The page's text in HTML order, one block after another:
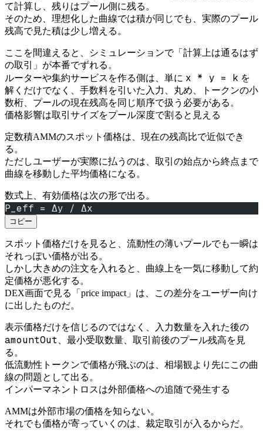
て計算し、残りはプール側に残る。
そのため、理想化した曲線では積が同じでも、実際のプール
残高で見た積は少し増える。
ここを間違えると、シミュレーションで「計算上は通るはず
の取引」が本番でずれる。
ルーターや集約サービスを作る側は、単に x * y = k を
解くだけでなく、手数料を引いた入力、丸め、トークンの小
数桁、プールの現在残高を同じ順序で扱う必要がある。
価格影響は取引サイズをプール深度で割ると見える
定数積AMMのスポット価格は、現在の残高比で近似でき
る。
ただしユーザーが実際に払うのは、取引の始点から終点まで
曲線を移動した平均価格になる。
数式上、有効価格は次の形で出る。
P_eff = Δy / Δx
コピー
スポット価格だけを見ると、流動性の薄いプールでも一瞬は
それっぽい価格が出る。
しかし大きめの注文を入れると、曲線上を一気に移動して約
定価格が悪化する。
DEX画面で見る「price impact」は、この差分をユーザー向け
に出したものだ。
表示価格だけを信じるのではなく、入力数量を入れた後の
amountOut 、最小受取数量、取引前後のプール残高を見
る。
低流動性トークンで価格が飛ぶのは、相場観より先にこの曲
線の問題として出る。
インパーマネントロスは外部価格への追随で発生する
AMMは外部市場の価格を知らない。
それでも価格が寄っていくのは、裁定取引が入るからだ。